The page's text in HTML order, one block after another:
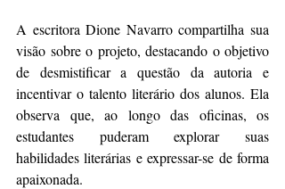
A escritora Dione Navarro compartilha sua
visão sobre o projeto, destacando o objetivo
de desmistificar a questão da autoria e
incentivar o talento literário dos alunos. Ela
observa que, ao longo das oficinas, os
estudantes puderam explorar suas
habilidades literárias e expressar-se de forma
apaixonada.